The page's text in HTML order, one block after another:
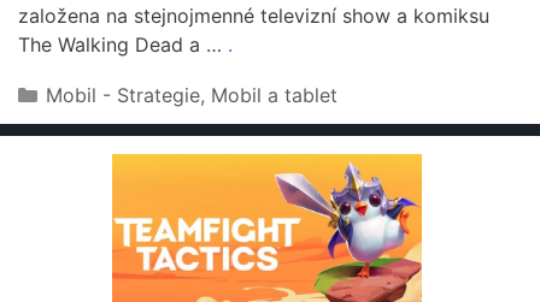
založena na stejnojmenné televizní show a komiksu
The Walking Dead a … .
Rubriky
Mobil - Strategie, Mobil a tablet